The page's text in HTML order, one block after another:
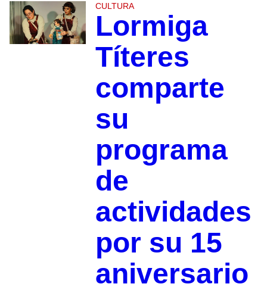
CULTURA
Lormiga
Títeres
comparte
su
programa
de
actividades
por su 15
aniversario